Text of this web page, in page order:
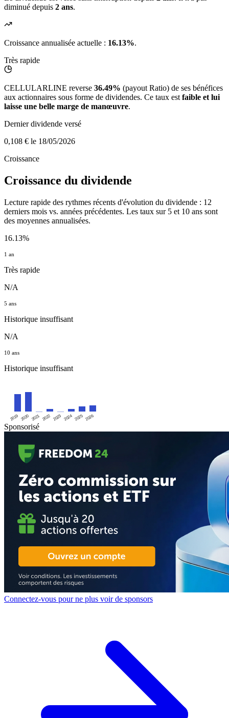
diminué depuis 2 ans.
Croissance annualisée actuelle : 16.13%.
Très rapide
CELLULARLINE reverse 36.49% (payout Ratio) de ses bénéfices
aux actionnaires sous forme de dividendes. Ce taux est faible et lui
laisse une belle marge de manœuvre.
Dernier dividende versé
0,108 € le 18/05/2026
Croissance
Croissance du dividende
Lecture rapide des rythmes récents d'évolution du dividende : 12
derniers mois vs. années précédentes. Les taux sur 5 et 10 ans sont
des moyennes annualisées.
16.13%
1 an
Très rapide
N/A
5 ans
Historique insuffisant
N/A
10 ans
Historique insuffisant
2019 2020 2021 2022 2023 2024 2025 2026
Sponsorisé
Connectez-vous pour ne plus voir de sponsors